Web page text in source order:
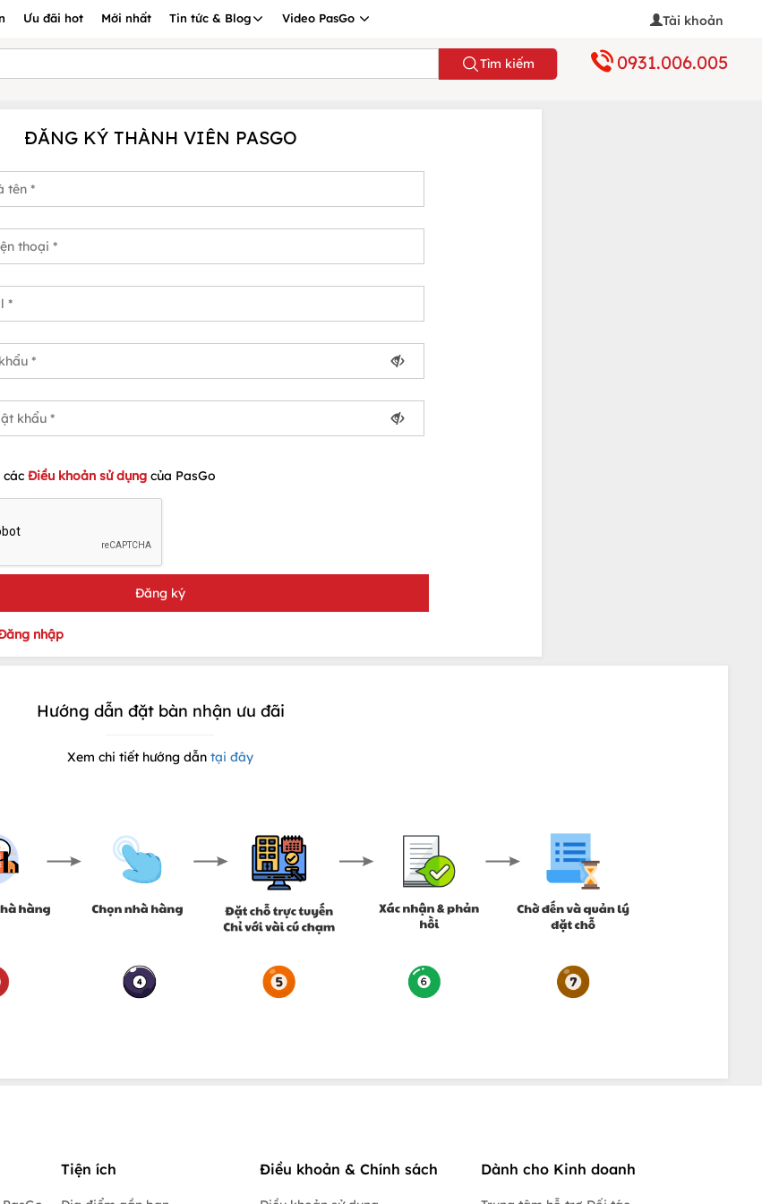
Ưu đãi hot Mới nhất Tin tức & Blog Video PasGo Tài khoản
Tìm kiếm 0931.006.005
ĐĂNG KÝ THÀNH VIÊN PASGO
các Điều khoản sử dụng của PasGo
nhập
Hướng dẫn đặt bàn nhận ưu đãi
Xem chi tiết hướng dẫn tại đây
Tiện ích Điều khoản & Chính sách Dành cho Kinh doanh